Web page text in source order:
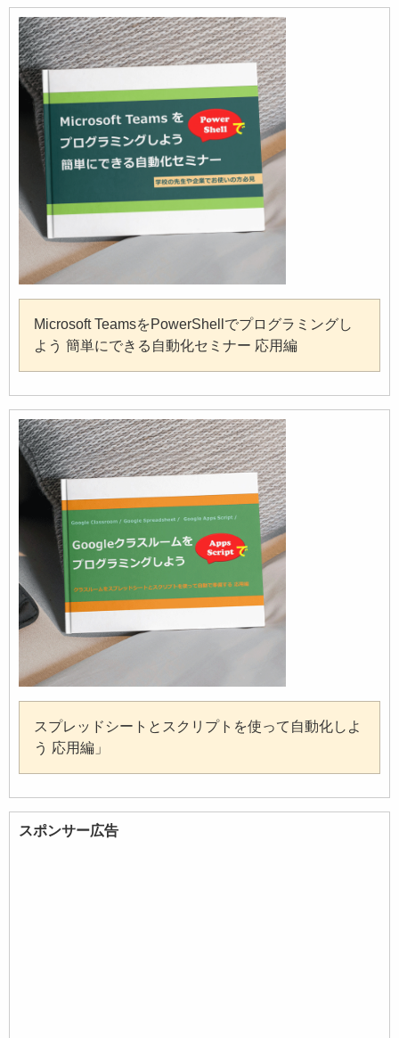
Microsoft TeamsをPowerShellでプログラミングし
よう 簡単にできる自動化セミナー 応用編
スプレッドシートとスクリプトを使って自動化しよ
う 応用編」
スポンサー広告